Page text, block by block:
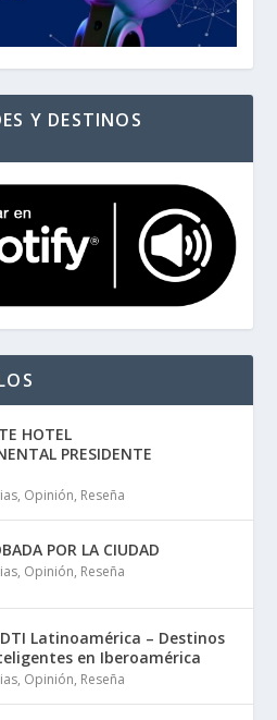
Y DESTINOS
HOTEL
PRESIDENTE
, Opinión, Reseña
POR LA CIUDAD
, Opinión, Reseña
Latinoamérica – Destinos
en Iberoamérica
, Opinión, Reseña